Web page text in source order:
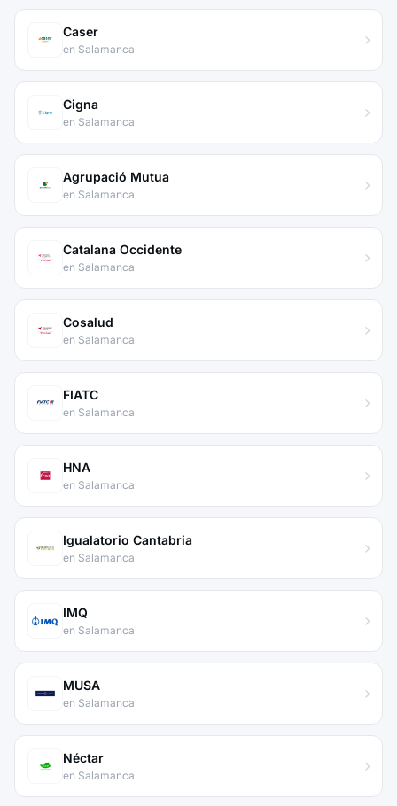
Caser
en Salamanca
Cigna
en Salamanca
Agrupació Mutua
en Salamanca
Catalana Occidente
en Salamanca
Cosalud
en Salamanca
FIATC
en Salamanca
HNA
en Salamanca
Igualatorio Cantabria
en Salamanca
IMQ
en Salamanca
MUSA
en Salamanca
Néctar
en Salamanca